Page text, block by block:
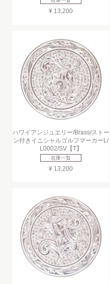
¥ 13,200
ハワイアンジュエリー/Brass/ストー
ン付きイニシャルゴルフマーカーL/
L0002/SV【T】
在庫一覧
¥ 13,200